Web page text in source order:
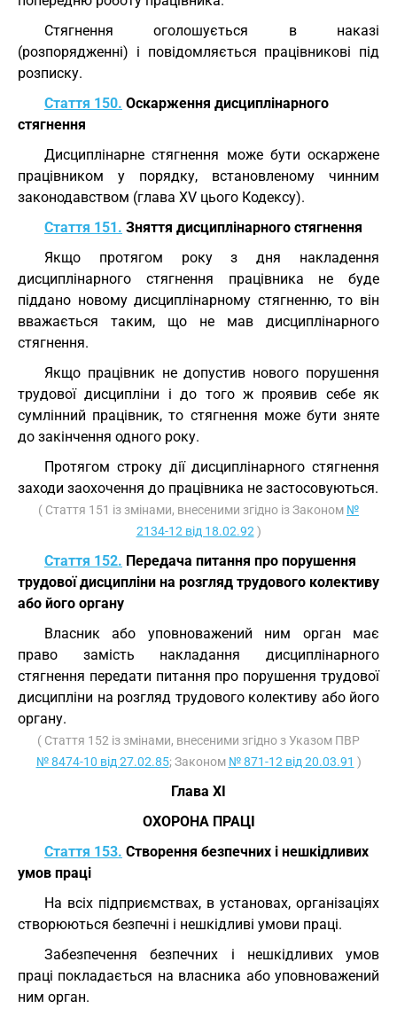
Стягнення оголошується в наказі
(розпорядженні) і повідомляється працівникові під
розписку.
Стаття 150. Оскарження дисциплінарного
стягнення
Дисциплінарне стягнення може бути оскаржене
працівником у порядку, встановленому чинним
законодавством (глава XV цього Кодексу).
Стаття 151. Зняття дисциплінарного стягнення
Якщо протягом року з дня накладення
дисциплінарного стягнення працівника не буде
піддано новому дисциплінарному стягненню, то він
вважається таким, що не мав дисциплінарного
стягнення.
Якщо працівник не допустив нового порушення
трудової дисципліни і до того ж проявив себе як
сумлінний працівник, то стягнення може бути зняте
до закінчення одного року.
Протягом строку дії дисциплінарного стягнення
заходи заохочення до працівника не застосовуються.
( Стаття 151 із змінами, внесеними згідно із Законом №
2134-12 від 18.02.92 )
Стаття 152. Передача питання про порушення
трудової дисципліни на розгляд трудового колективу
або його органу
Власник або уповноважений ним орган має
право замість накладання дисциплінарного
стягнення передати питання про порушення трудової
дисципліни на розгляд трудового колективу або його
органу.
( Стаття 152 із змінами, внесеними згідно з Указом ПВР
№ 8474-10 від 27.02.85; Законом № 871-12 від 20.03.91 )
Глава XI
ОХОРОНА ПРАЦІ
Стаття 153. Створення безпечних і нешкідливих
умов праці
На всіх підприємствах, в установах, організаціях
створюються безпечні і нешкідливі умови праці.
Забезпечення безпечних і нешкідливих умов
праці покладається на власника або уповноважений
ним орган.